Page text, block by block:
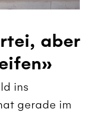
aber
ins
gerade im